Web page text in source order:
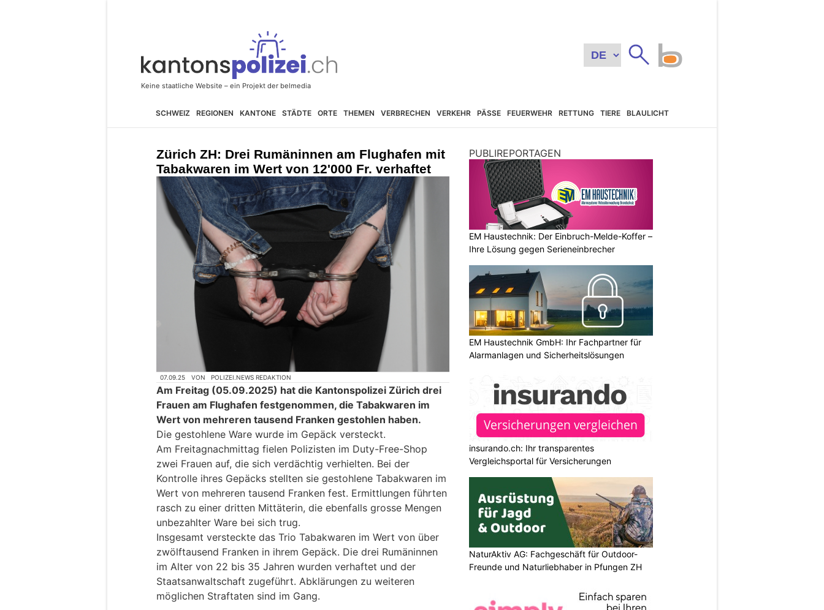
SCHWEIZ REGIONEN KANTONE STÄDTE ORTE THEMEN VERBRECHEN VERKEHR PÄSSE FEUERWEHR RETTUNG TIERE BLAULICHT
Zürich ZH: Drei Rumäninnen am Flughafen mit
Tabakwaren im Wert von 12'000 Fr. verhaftet
07.09.25 VON POLIZEI.NEWS REDAKTION
Am Freitag (05.09.2025) hat die Kantonspolizei Zürich drei
Frauen am Flughafen festgenommen, die Tabakwaren im
Wert von mehreren tausend Franken gestohlen haben.
Die gestohlene Ware wurde im Gepäck versteckt.
Am Freitagnachmittag fielen Polizisten im Duty-Free-Shop
zwei Frauen auf, die sich verdächtig verhielten. Bei der
Kontrolle ihres Gepäcks stellten sie gestohlene Tabakwaren im
Wert von mehreren tausend Franken fest. Ermittlungen führten
rasch zu einer dritten Mittäterin, die ebenfalls grosse Mengen
unbezahlter Ware bei sich trug.
Insgesamt versteckte das Trio Tabakwaren im Wert von über
zwölftausend Franken in ihrem Gepäck. Die drei Rumäninnen
im Alter von 22 bis 35 Jahren wurden verhaftet und der
Staatsanwaltschaft zugeführt. Abklärungen zu weiteren
möglichen Straftaten sind im Gang.
PUBLIREPORTAGEN
EM Haustechnik: Der Einbruch-Melde-Koffer –
Ihre Lösung gegen Serieneinbrecher
EM Haustechnik GmbH: Ihr Fachpartner für
Alarmanlagen und Sicherheitslösungen
insurando.ch: Ihr transparentes
Vergleichsportal für Versicherungen
NaturAktiv AG: Fachgeschäft für Outdoor-
Freunde und Naturliebhaber in Pfungen ZH